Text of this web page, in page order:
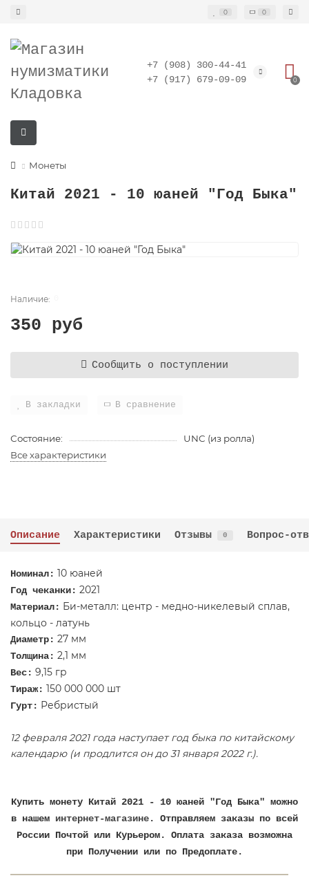
0 0
+7 (908) 300-44-41
+7 (917) 679-09-09
0
Монеты
Китай 2021 - 10 юаней "Год Быка"
350 руб
Сообщить о поступлении
В закладки В сравнение
Состояние:
UNC (из ролла)
Все характеристики
Описание Характеристики Отзывы 0 Вопрос-
Номинал: 10 юаней
Год чеканки: 2021
Материал: Би-металл: центр - медно-никелевый сплав,
кольцо - латунь
Диаметр: 27 мм
Толщина: 2,1 мм
Вес: 9,15 гр
Тираж: 150 000 000 шт
Гурт: Ребристый
12 февраля 2021 года наступает год быка по китайскому
календарю (и продлится он до 31 января 2022 г.).
Купить монету Китай 2021 - 10 юаней "Год Быка" можно
в нашем интернет-магазине. Отправляем заказы по всей
России Почтой или Курьером. Оплата заказа возможна
при Получении или по Предоплате.